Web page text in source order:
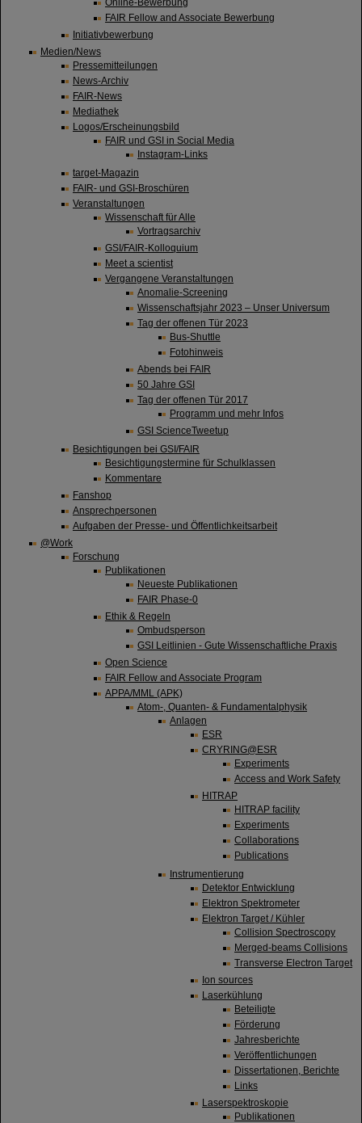
Online-Bewerbung
FAIR Fellow and Associate Bewerbung
Initiativbewerbung
Medien/News
Pressemitteilungen
News-Archiv
FAIR-News
Mediathek
Logos/Erscheinungsbild
FAIR und GSI in Social Media
Instagram-Links
target-Magazin
FAIR- und GSI-Broschüren
Veranstaltungen
Wissenschaft für Alle
Vortragsarchiv
GSI/FAIR-Kolloquium
Meet a scientist
Vergangene Veranstaltungen
Anomalie-Screening
Wissenschaftsjahr 2023 – Unser Universum
Tag der offenen Tür 2023
Bus-Shuttle
Fotohinweis
Abends bei FAIR
50 Jahre GSI
Tag der offenen Tür 2017
Programm und mehr Infos
GSI ScienceTweetup
Besichtigungen bei GSI/FAIR
Besichtigungstermine für Schulklassen
Kommentare
Fanshop
Ansprechpersonen
Aufgaben der Presse- und Öffentlichkeitsarbeit
@Work
Forschung
Publikationen
Neueste Publikationen
FAIR Phase-0
Ethik & Regeln
Ombudsperson
GSI Leitlinien - Gute Wissenschaftliche Praxis
Open Science
FAIR Fellow and Associate Program
APPA/MML (APK)
Atom-, Quanten- & Fundamentalphysik
Anlagen
ESR
CRYRING@ESR
Experiments
Access and Work Safety
HITRAP
HITRAP facility
Experiments
Collaborations
Publications
Instrumentierung
Detektor Entwicklung
Elektron Spektrometer
Elektron Target / Kühler
Collision Spectroscopy
Merged-beams Collisions
Transverse Electron Target
Ion sources
Laserkühlung
Beteiligte
Förderung
Jahresberichte
Veröffentlichungen
Dissertationen, Berichte
Links
Laserspektroskopie
Publikationen